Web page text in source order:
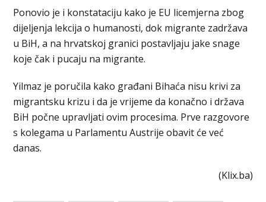
Ponovio je i konstataciju kako je EU licemjerna zbog
dijeljenja lekcija o humanosti, dok migrante zadržava
u BiH, a na hrvatskoj granici postavljaju jake snage
koje čak i pucaju na migrante.
Yilmaz je poručila kako građani Bihaća nisu krivi za
migrantsku krizu i da je vrijeme da konačno i država
BiH počne upravljati ovim procesima. Prve razgovore
s kolegama u Parlamentu Austrije obavit će već
danas.
(Klix.ba)